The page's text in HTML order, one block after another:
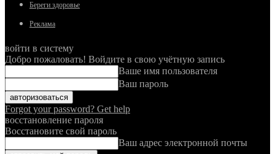
Береги здоровье
Реклама
войти в систему
Добро пожаловать! Войдите в свою учётную запись
Ваше имя пользователя
Ваш пароль
Forgot your password? Get help
восстановление пароля
Восстановите свой пароль
Ваш адрес электронной почты